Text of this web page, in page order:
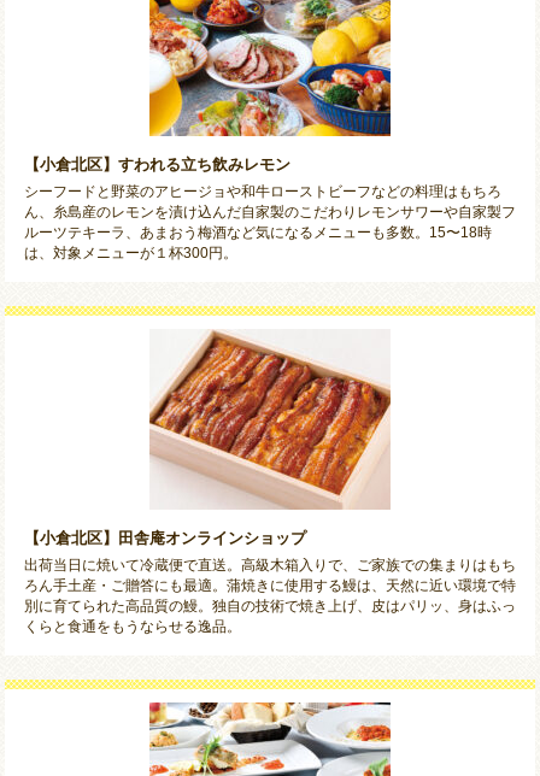
【小倉北区】すわれる立ち飲みレモン
シーフードと野菜のアヒージョや和牛ローストビーフなどの料理はもちろ
ん、糸島産のレモンを漬け込んだ自家製のこだわりレモンサワーや自家製フ
ルーツテキーラ、あまおう梅酒など気になるメニューも多数。15〜18時
は、対象メニューが１杯300円。
【小倉北区】田舎庵オンラインショップ
出荷当日に焼いて冷蔵便で直送。高級木箱入りで、ご家族での集まりはもち
ろん手土産・ご贈答にも最適。蒲焼きに使用する鰻は、天然に近い環境で特
別に育てられた高品質の鰻。独自の技術で焼き上げ、皮はパリッ、身はふっ
くらと食通をもうならせる逸品。